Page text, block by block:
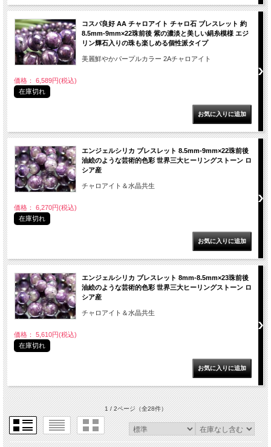
コスパ良好 AA チャロアイト チャロ石 ブレスレット 約
8.5mm-9mm×22珠前後 紫の濃淡と美しい絹糸模様 エジ
リン輝石入りの珠も楽しめる個性派タイプ
美麗鮮やかパープルカラー 2Aチャロアイト
価格： 6,589円(税込)
在庫切れ
エンジェルシリカ ブレスレット 8.5mm-9mm×22珠前後
油絵のような芸術的色彩 世界三大ヒーリングストーン ロ
シア産
チャロアイト＆水晶共生
価格： 6,270円(税込)
在庫切れ
エンジェルシリカ ブレスレット 8mm-8.5mm×23珠前後
油絵のような芸術的色彩 世界三大ヒーリングストーン ロ
シア産
チャロアイト＆水晶共生
価格： 5,610円(税込)
在庫切れ
1 / 2ページ（全28件）